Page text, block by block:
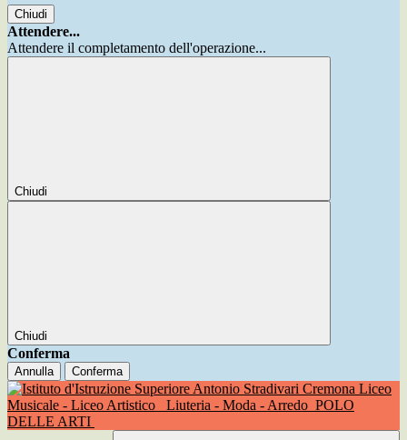
Chiudi
Attendere...
Attendere il completamento dell'operazione...
Chiudi
Chiudi
Conferma
Annulla Conferma
Liceo
Musicale - Liceo Artistico
Liuteria - Moda - Arredo POLO
DELLE ARTI